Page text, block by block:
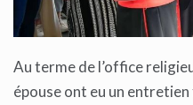
Au terme de l’office
épouse ont eu un